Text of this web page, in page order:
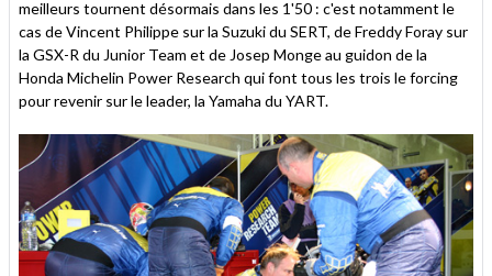
meilleurs tournent désormais dans les 1'50 : c'est notamment le
cas de Vincent Philippe sur la Suzuki du SERT, de Freddy Foray sur
la GSX-R du Junior Team et de Josep Monge au guidon de la
Honda Michelin Power Research qui font tous les trois le forcing
pour revenir sur le leader, la Yamaha du YART.